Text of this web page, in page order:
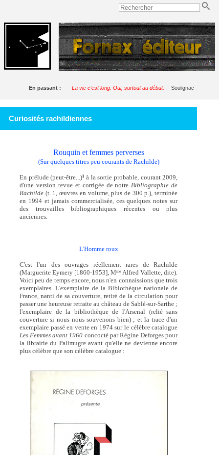
En passant : La vie c'est long. Oui, surtout au début. Soulignac
Curiosités rachildiennes
Rouquin et femmes perverses
(Sur quelques titres peu courants de Rachilde)
En prélude (peut-être...)1
à la sortie probable, courant 2009,
d'une version revue et corrigée de notre Bibliographie de
Rachilde(t. 1, œuvres en volume, plus de 300 p.), terminée
en 1994 et jamais commercialisée, ces quelques notes sur
des trouvailles bibliographiques récentes ou plus
anciennes.
L'Homme roux
C'est l'un des ouvrages réellement rares de Rachilde
(Marguerite Eymery [1860-1953], Mme Alfred Vallette, dite).
Voici peu de temps encore, nous n'en connaissions que trois
exemplaires. L'exemplaire de la Bibiothèque nationale de
France, nanti de sa couverture, retiré de la circulation pour
passer une heureuse retraite au château de Sablé-sur-Sarthe ;
l'exemplaire de la bibliothèque de l'Arsenal (relié sans
couverture si nous nous souvenons bien) ; et la trace d'un
exemplaire passé en vente en 1974 sur le célèbre catalogue
Les Femmes avant 1960 concocté par Régine Deforges pour
la librairie du Palimugre avant qu'elle ne devienne encore
plus célèbre que son célèbre catalogue :